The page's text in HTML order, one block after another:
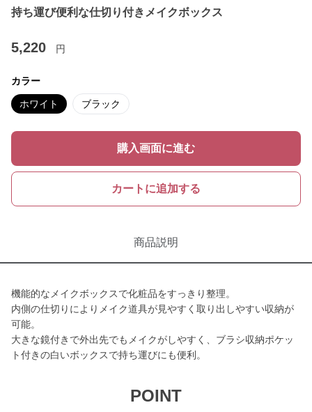
持ち運び便利な仕切り付きメイクボックス
5,220 円
カラー
ホワイト ブラック
購入画面に進む
カートに追加する
商品説明
機能的なメイクボックスで化粧品をすっきり整理。
内側の仕切りによりメイク道具が見やすく取り出しやすい収納が
可能。
大きな鏡付きで外出先でもメイクがしやすく、ブラシ収納ポケッ
ト付きの白いボックスで持ち運びにも便利。
POINT